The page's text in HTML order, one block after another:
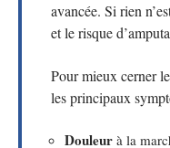
avancée. Si rien
et le risque
Pour mieux cerner
les principaux
Douleur à la